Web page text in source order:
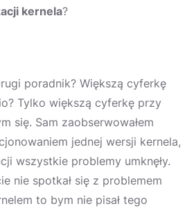
kernela?
poradnik? Większą cyferkę
Tylko większą cyferkę przy
się. Sam zaobserwowałem
jednej wersji kernela,
wszystkie problemy umknęły.
nie spotkał się z problemem
to bym nie pisał tego